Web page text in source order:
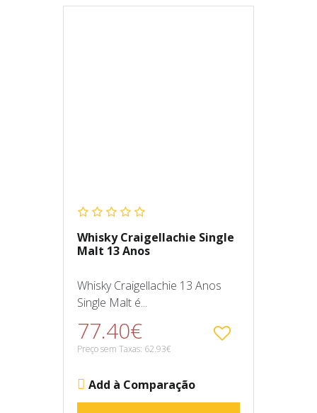
Whisky Craigellachie Single
Malt 13 Anos
Whisky Craigellachie 13 Anos
Single Malt é...
77.40€
Preço sem Taxas: 62.93€
Add à Comparação